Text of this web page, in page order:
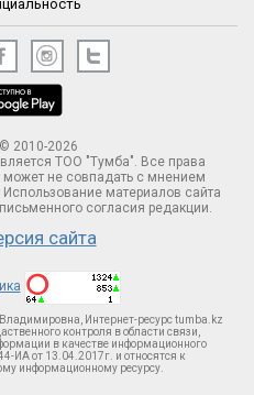
2010-2026
ТОО "Тумба". Все права
не совпадать с мнением
материалов сайта
согласия редакции.
сайта
Интернет-ресурс tumba.kz
контроля в области связи,
в качестве информационного
ИА от 13.04.2017г. и относятся к
информационному ресурсу.